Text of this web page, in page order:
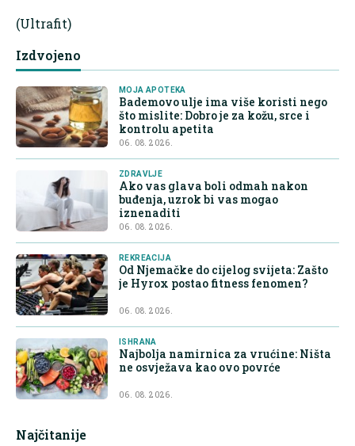
(Ultrafit)
Izdvojeno
MOJA APOTEKA
Bademovo ulje ima više koristi nego
što mislite: Dobro je za kožu, srce i
kontrolu apetita
06. 08. 2026.
ZDRAVLJE
Ako vas glava boli odmah nakon
buđenja, uzrok bi vas mogao
iznenaditi
06. 08. 2026.
REKREACIJA
Od Njemačke do cijelog svijeta: Zašto
je Hyrox postao fitness fenomen?
06. 08. 2026.
ISHRANA
Najbolja namirnica za vrućine: Ništa
ne osvježava kao ovo povrće
06. 08. 2026.
Najčitanije